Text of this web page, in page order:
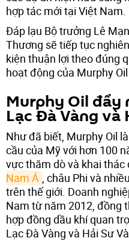
hợp tác mới tại Việt Nam.
Đáp lạu Bộ trưởng Lê
Thương sẽ tiếp tục
kiện thuận lợi theo đúng
hoạt động của Murphy
Murphy Oil đẩy
Lạc Đà Vàng và
Như đã biết, Murphy Oil
cầu của Mỹ với hơn 100
vực thăm dò và khai thác
Nam Á , châu Phi và
trên thế giới. Doanh
Nam từ năm 2012, đồng
hợp đồng dầu khí quan
Lạc Đà Vàng và Hải Sư